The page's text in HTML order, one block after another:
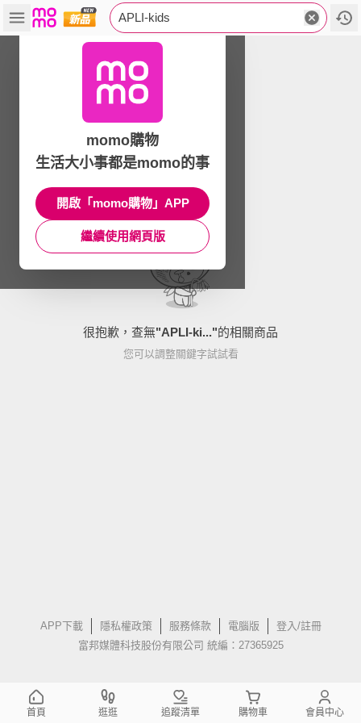
APLI-kids
很抱歉，查無"APLI-ki..."的相關商品
您可以調整關鍵字試試看
APP下載 隱私權政策 服務條款 電腦版
登入/註冊
富邦媒體科技股份有限公司 統編：27365925
momo購物
生活大小事都是momo的事
開啟「momo購物」APP
繼續使用網頁版
首頁 逛逛 追蹤清單 購物車 會員中心